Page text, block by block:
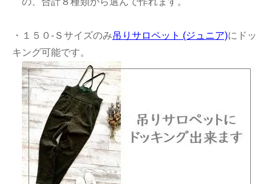
・１５０-Ｓサイズのみ吊りサロペット (ジュニア)にドッ
キング可能です。